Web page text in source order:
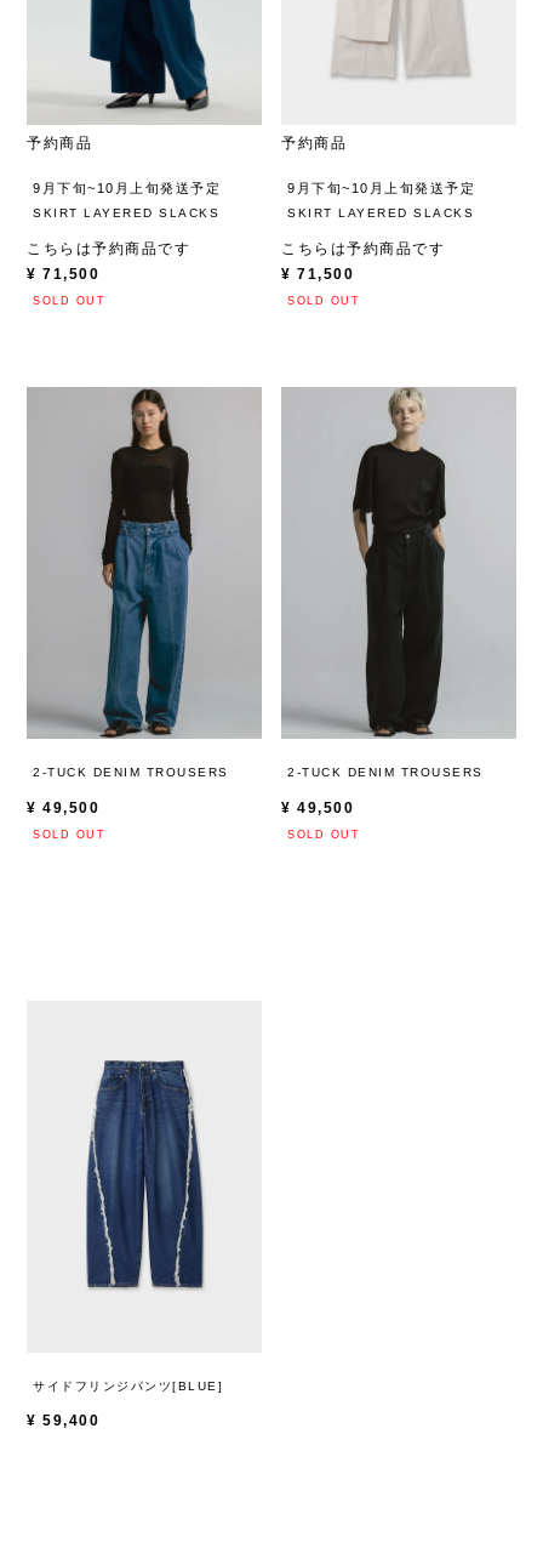
予約商品
9月下旬~10月上旬発送予定
SKIRT LAYERED SLACKS
こちらは予約商品です
¥ 71,500
予約商品
9月下旬~10月上旬発送予定
SKIRT LAYERED SLACKS
こちらは予約商品です
¥ 71,500
2-TUCK DENIM TROUSERS
¥ 49,500
2-TUCK DENIM TROUSERS
¥ 49,500
サイドフリンジパンツ[BLUE]
¥ 59,400